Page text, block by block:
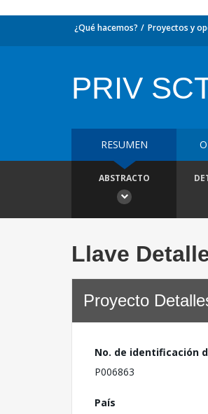
¿Qué hacemos? Proyectos y
PRIV
RESUMEN
ABSTRACTO
Llave
Proyecto
No. de identificación
P006863
País